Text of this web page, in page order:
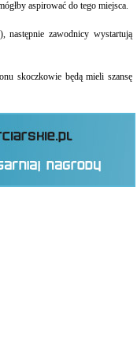
aspirować do tego miejsca.
zawodnicy wystartują
skoczkowie będą mieli szansę